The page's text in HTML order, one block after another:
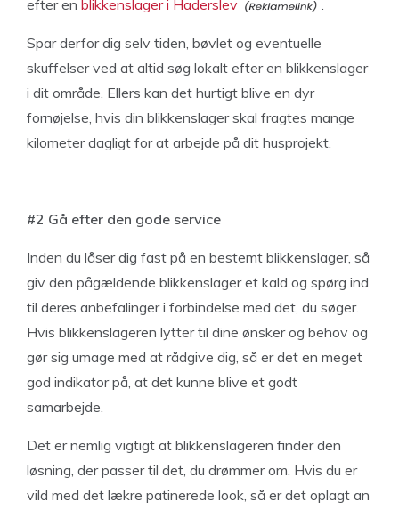
efter en blikkenslager i Haderslev .
Spar derfor dig selv tiden, bøvlet og eventuelle
skuffelser ved at altid søg lokalt efter en blikkenslager
i dit område. Ellers kan det hurtigt blive en dyr
fornøjelse, hvis din blikkenslager skal fragtes mange
kilometer dagligt for at arbejde på dit husprojekt.
#2 Gå efter den gode service
Inden du låser dig fast på en bestemt blikkenslager, så
giv den pågældende blikkenslager et kald og spørg ind
til deres anbefalinger i forbindelse med det, du søger.
Hvis blikkenslageren lytter til dine ønsker og behov og
gør sig umage med at rådgive dig, så er det en meget
god indikator på, at det kunne blive et godt
samarbejde.
Det er nemlig vigtigt at blikkenslageren finder den
løsning, der passer til det, du drømmer om. Hvis du er
vild med det lækre patinerede look, så er det oplagt an